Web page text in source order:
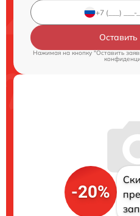
Нажимая на кнопку "Оставить
-20%